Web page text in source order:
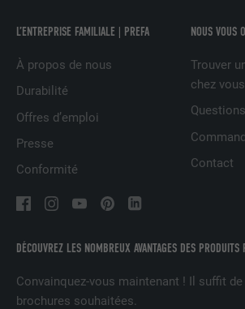
DÉCOUVREZ LES NOMBREUX AVANTAGES DES PRODUITS
Convainquez-vous maintenant ! Il suffit
brochures souhaitées.
L’ENTREPRISE FAMILIALE | PREFA
À propos de nous
Durabilité
Offres d’emploi
Presse
Conformité
NOUS VOUS
Trouver
chez vous
Contact
NOM
EXPIRATION
Est utilisé pour suivre
la publicité adaptée